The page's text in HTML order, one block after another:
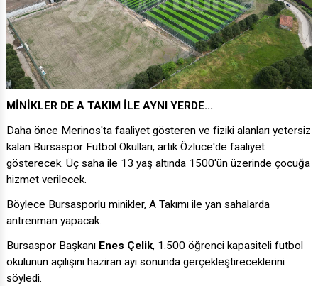
MİNİKLER DE A TAKIM İLE AYNI YERDE...
Daha önce Merinos'ta faaliyet gösteren ve fiziki alanları yetersiz
kalan Bursaspor Futbol Okulları, artık Özlüce'de faaliyet
gösterecek. Üç saha ile 13 yaş altında 1500'ün üzerinde çocuğa
hizmet verilecek.
Böylece Bursasporlu minikler, A Takımı ile yan sahalarda
antrenman yapacak.
Bursaspor Başkanı Enes Çelik, 1.500 öğrenci kapasiteli futbol
okulunun açılışını haziran ayı sonunda gerçekleştireceklerini
söyledi.